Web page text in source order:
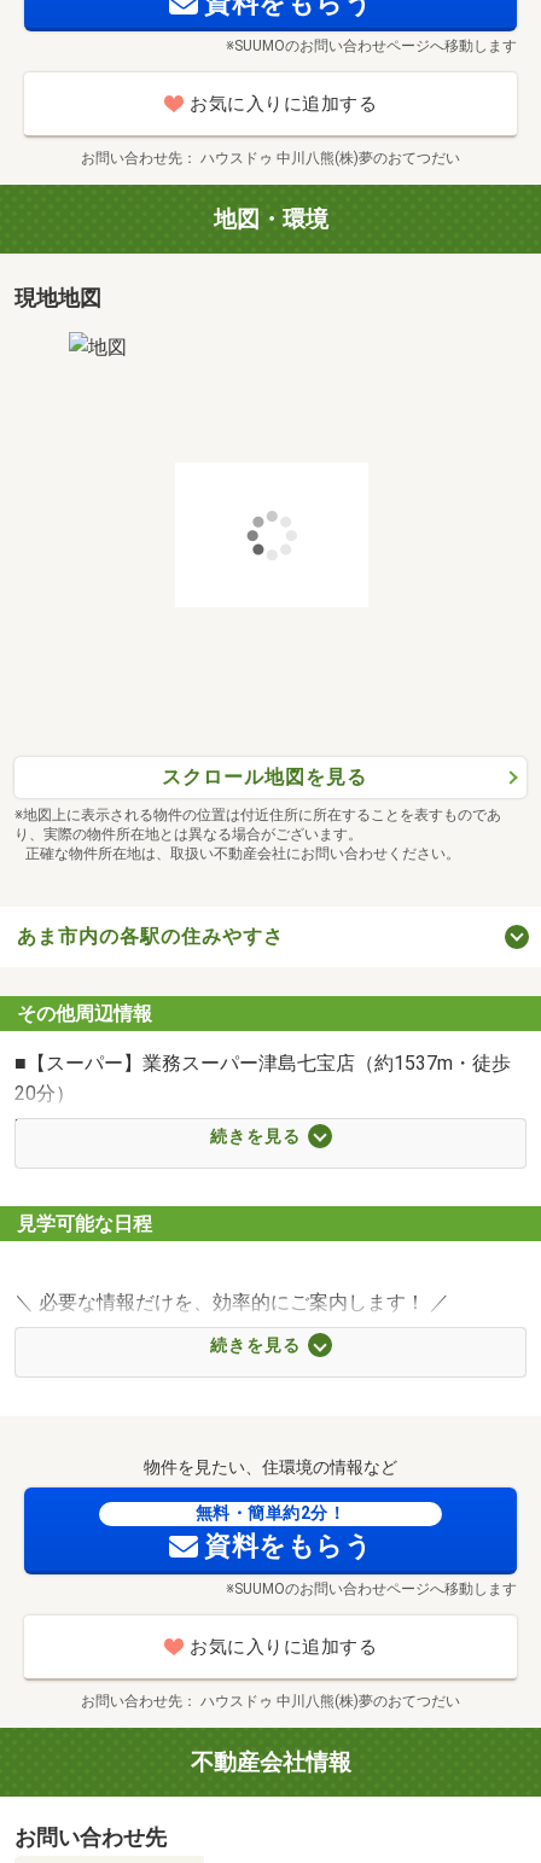
☆平日・夜も、お客様のご都合に合わせて対応しておりま
■ 他社で審査が通らなかった方！――◆◇
【 異動情報 】 【 債務整理 】 などローン承認実
≪ 0120-39-1834 ≫
◇－生活シュミレーション－◇
出産・教育・老後など、将来の支出を無料相談OK！
ぜひご家族皆様でご来店くださいませ♪
※SUUMOのお問い合わせページへ移動します
お気に入りに追加する
お問い合わせ先 ハウスドゥ 中川八熊(株)夢のおてつだい
地図・環境
現地地図
スクロール地図を見る
※地図上に表示される物件の位置は付近住所に所在することを表すものであ
り、実際の物件所在地とは異なる場合がございます。
正確な物件所在地は、取扱い不動産会社にお問い合わせください。
あま市内の各駅の住みやすさ
その他周辺情報
■【スーパー】業務スーパー津島七宝店（約1537m・徒歩
20分）
■【コンビニ】ミニストップ七宝下田店（約1102m・徒歩
15分）
■【ドラッグストア】B＆Dドラッグストア七宝店（約
■【ホームセンター】エディオン千音寺アズパーク店（約
2852m・徒歩36分）
■【中学校】あま市立七宝中学校（約960m・徒歩12分）
■【病院】医療法人宝会七宝病院（約1482m・徒歩19分）
■【郵便局】七宝郵便局（約1130m・徒歩15分）
続きを見る
見学可能な日程
＼ 必要な情報だけを、効率的にご案内します！ ／
◆ ご希望の場所まで【無料送迎】いたします
◆ お忙しい方でも安心！【短時間でのご案内プラン】をご
担当スタッフがスケジュールを最適に調整し、ご希望に
沿った物件を1日で効率よくご案内いたします
☆平日・夜も、お客様のご都合に合わせて対応しておりま
【 異動情報 】 【 債務整理 】 などローン承認実
績あります！
≪ 0120-39-1834 ≫
◇－生活シュミレーション－◇
続きを見る
物件を見たい、住環境の情報など
無料・簡単約2分！
資料をもらう
※SUUMOのお問い合わせページへ移動します
お気に入りに追加する
お問い合わせ先 ハウスドゥ 中川八熊(株)夢のおてつだい
不動産会社情報
お問い合わせ先